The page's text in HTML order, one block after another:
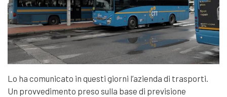
Lo ha comunicato in questi giorni l’azienda di trasporti.
Un provvedimento preso sulla base di previsione